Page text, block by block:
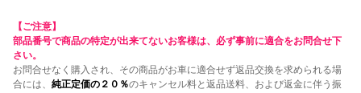
【ご注意】
部品番号で商品の特定が出来てないお客様は、必ず事前に適合をお問合せ下
さい。
お問合せなく購入され、その商品がお車に適合せず返品交換を求められる場
合には、 純正定価の２０％のキャンセル料と返品送料、および返金に伴う振